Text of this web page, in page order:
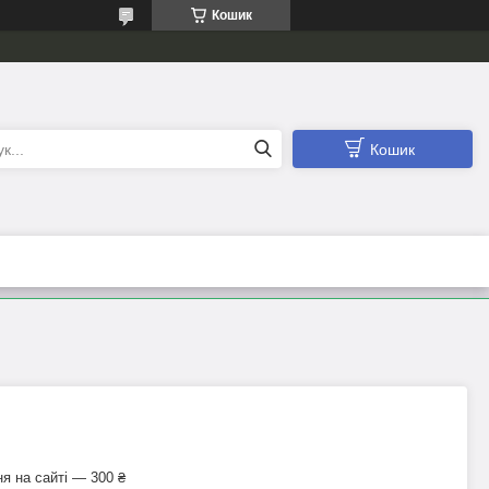
Кошик
Кошик
на сайті — 300 ₴